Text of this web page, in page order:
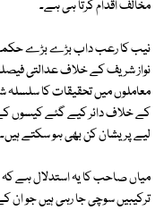
مخالف اقدام کرتا ہی ہے۔
نیب کا رعب داب بڑے بڑے
نواز شریف کے خلاف عدالتی
معاملوں میں تحقیقات کا
کے خلاف دائر کیے گئے کیسوں
لیے پریشان کن بھی ہو سکتے ہیں۔
میاں صاحب کا یہ استدلال ہے
ترکیبیں سوچی جا رہی ہیں جو ان